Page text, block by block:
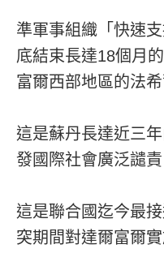
準軍事組織「快速
底結束長達18個月
富爾西部地區的法希
這是蘇丹長達近三
發國際社會廣泛譴責
這是聯合國迄今最
突期間對達爾富爾